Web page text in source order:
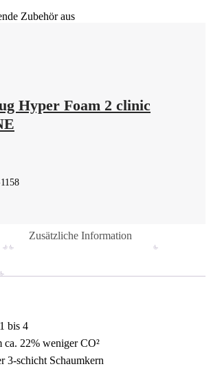
Zubehör aus
Hyper Foam 2 clinic
Zusätzliche Information
bis 4
ca. 22% weniger CO²
3-schicht Schaumkern